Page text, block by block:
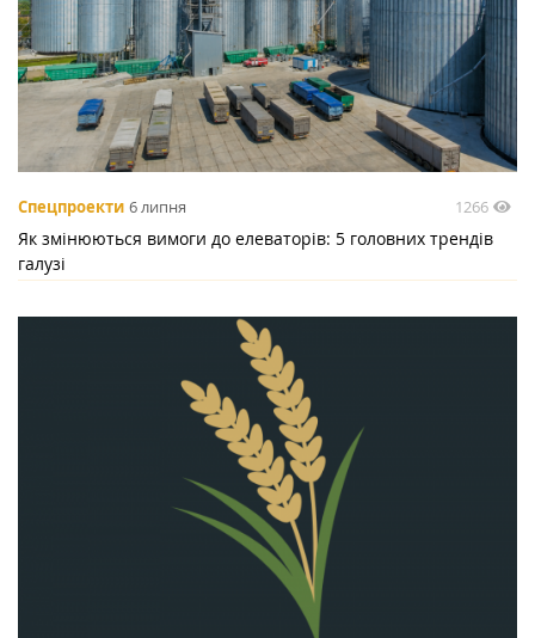
Спецпроекти 6 липня 1266
Як змінюються вимоги до елеваторів: 5 головних трендів
галузі